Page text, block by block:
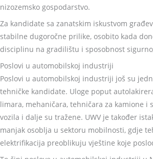
nizozemsko gospodarstvo.
Za kandidate sa zanatskim iskustvom
stabilne dugoročne prilike, osobito kada
disciplinu na gradilištu i sposobnost
Poslovi u automobilskoj industriji
Poslovi u automobilskoj industriji još su
tehničke kandidate. Uloge poput
limara, mehaničara, tehničara za kamione i
vozila i dalje su tražene. UWV je također
manjak osoblja u sektoru mobilnosti, gdje
elektrifikacija preoblikuju vještine koje